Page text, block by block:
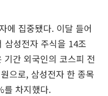
에 집중됐다. 이달 들어
삼성전자 주식을 14조
간 외국인의 코스피 전
으로, 삼성전자 한 종목
를 차지했다.